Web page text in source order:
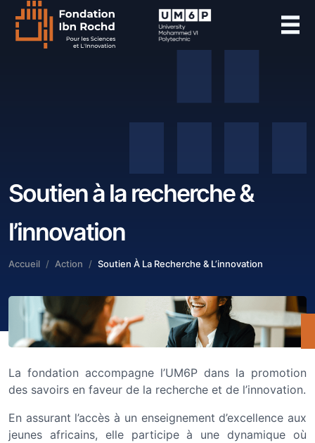
Soutien à la recherche &
l’innovation
Accueil Action Soutien À La Recherche & L’innovation
La fondation accompagne l’UM6P dans la promotion
des savoirs en faveur de la recherche et de l’innovation.
En assurant l’accès à un enseignement d’excellence aux
jeunes africains, elle participe à une dynamique où